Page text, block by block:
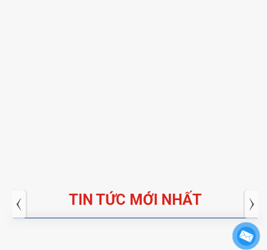
TIN TỨC MỚI NHẤT
Tuyển dụng: Nhân viên KẾ TOÁN